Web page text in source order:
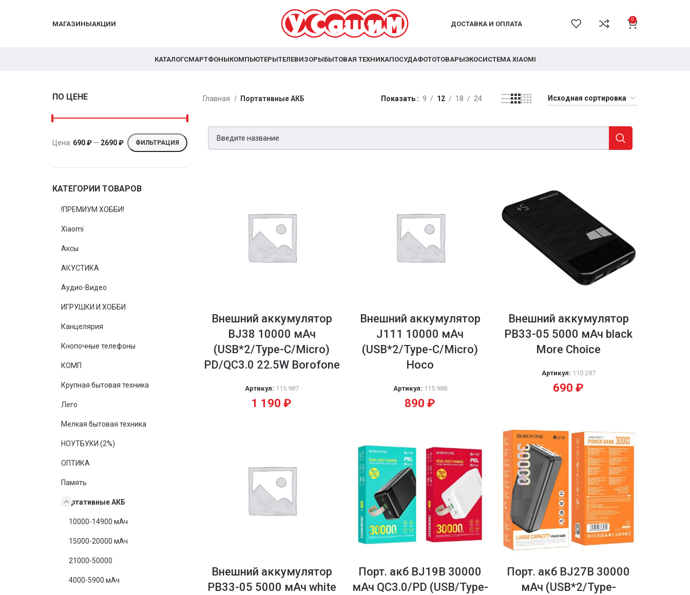
МАГАЗИНЫАКЦИИ ДОСТАВКА И ОПЛАТА
0
КАТАЛОГСМАРТФОНЫКОМПЬЮТЕРЫТЕЛЕВИЗОРЫБЫТОВАЯ ТЕХНИКАПОСУДАФОТОТОВАРЫЭКОСИСТЕМА XIAOMI
ПО ЦЕНЕ
ФИЛЬТРАЦИЯ
Цена: 690 ₽ — 2690 ₽
КАТЕГОРИИ ТОВАРОВ
!ПРЕМИУМ ХОББИ!
Xiaomi
Аксы
АКУСТИКА
Аудио-Видео
ИГРУШКИ И ХОББИ
Канцелярия
Кнопочные телефоны
КОМП
Крупная бытовая техника
Лего
Мелкая бытовая техника
НОУТБУКИ (2%)
ОПТИКА
Память
Портативные АКБ
10000-14900 мАч
15000-20000 мАч
21000-50000
4000-5900 мАч
Главная Портативные АКБ Показать 9 12 18 24
Внешний аккумулятор
BJ38 10000 мАч
(USB*2/Type-C/Micro)
PD/QC3.0 22.5W Borofone
Артикул: 115 987
1 190₽
Внешний аккумулятор
J111 10000 мАч
(USB*2/Type-C/Micro)
Hoco
Артикул: 115 988
890₽
Внешний аккумулятор
PB33-05 5000 мАч black
More Choice
Артикул: 110 287
690₽
Внешний аккумулятор
PB33-05 5000 мАч white
Порт. акб BJ19B 30000
мАч QC3.0/PD (USB/Type-
Порт. акб BJ27B 30000
мАч (USB*2/Type-